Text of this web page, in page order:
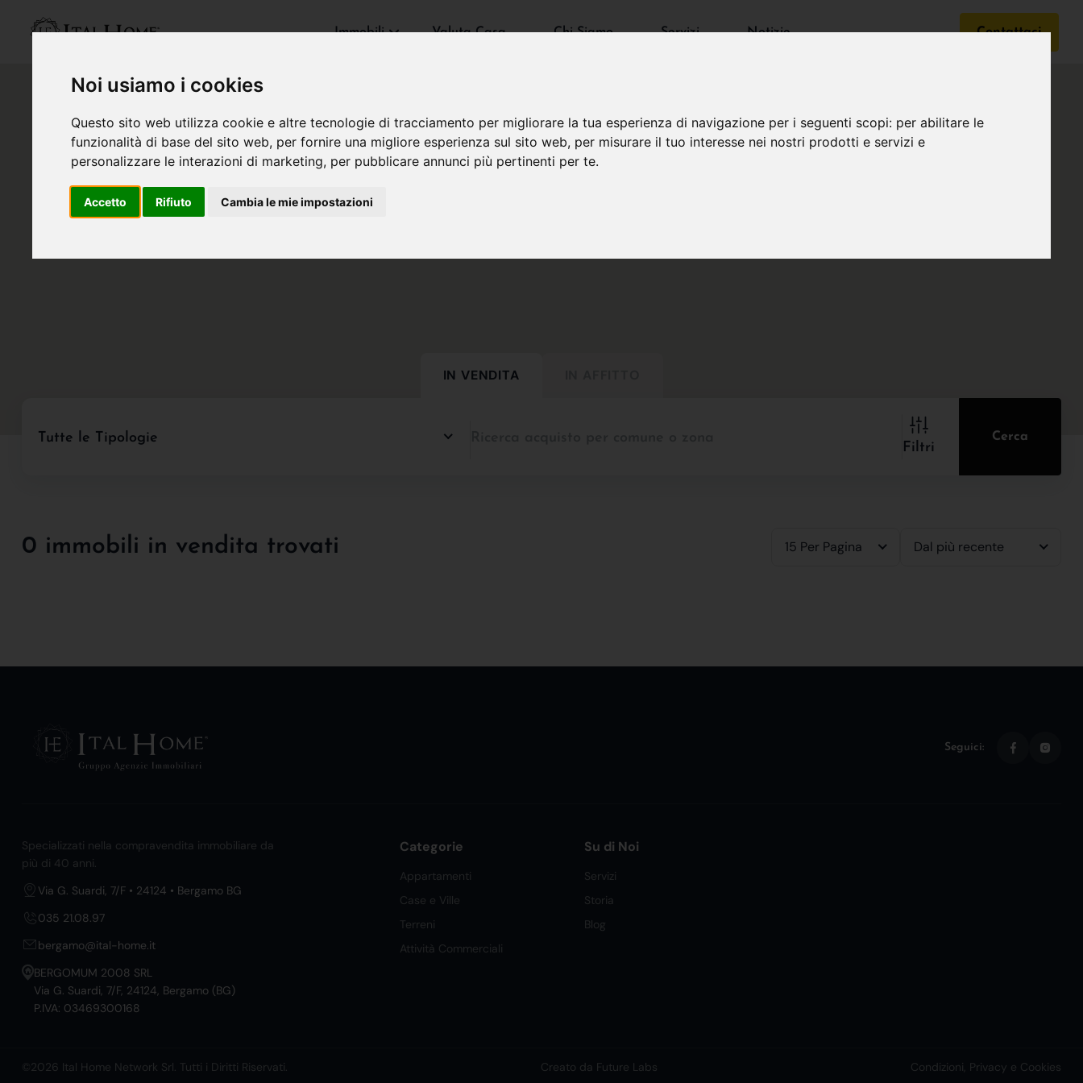
Noi usiamo i cookies
Questo sito web utilizza cookie e altre tecnologie di tracciamento per migliorare la tua esperienza di navigazione per i seguenti scopi: per abilitare le
funzionalità di base del sito web, per fornire una migliore esperienza sul sito web, per misurare il tuo interesse nei nostri prodotti e servizi e
personalizzare le interazioni di marketing, per pubblicare annunci più pertinenti per te.
Accetto Rifiuto Cambia le mie impostazioni
Immobili Valuta Casa Chi Siamo Servizi Notizie Contattaci
IN VENDITA
Tutte le Tipologie
Filtri
Cerca
0 immobili in vendita trovati 15 Per Pagina Dal più recente
Seguici:
Specializzati nella compravendita immobiliare da
più di 40 anni.
Via G. Suardi, 7/F • 24124 • Bergamo BG
035 21.08.97
bergamo@ital-home.it
BERGOMUM 2008 SRL
Via G. Suardi, 7/F, 24124, Bergamo (BG)
P.IVA: 03469300168
Categorie
Appartamenti
Case e Ville
Terreni
Attività Commerciali
Su di Noi
Servizi
Storia
Blog
©2026 Ital Home Network Srl. Tutti i Diritti Riservati. Creato da Future Labs Condizioni, Privacy e Cookies